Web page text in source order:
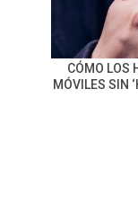
CÓMO LOS
MÓVILES SIN